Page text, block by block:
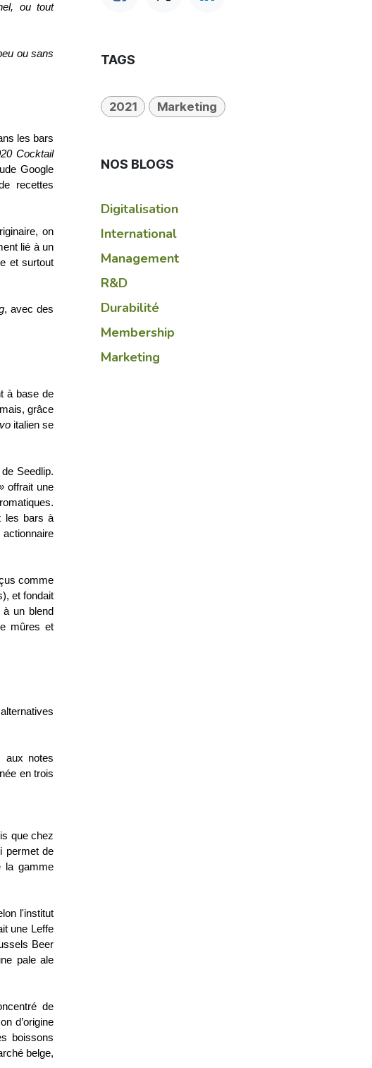
ou tout
ou sans
les bars
Cocktail
Google
recettes
on
lié à un
et surtout
, avec des
à base de
grâce
italien se
Seedlip.
offrait une
les bars à
comme
et fondait
à un blend
mûres et
aux notes
en trois
que chez
permet de
la gamme
l'institut
une Leffe
Beer
pale ale
de
d’origine
boissons
belge,
TAGS
2021 Marketing
NOS BLOGS
Digitalisation
International
Management
R&D
Durabilité
Membership
Marketing